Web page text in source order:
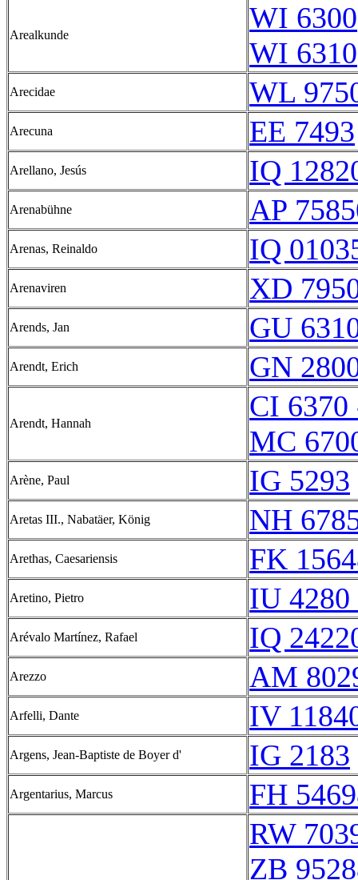
Arealkunde
WI 6300
WI 6310
Arecidae WL
Arecuna EE 7493
Arellano, Jesús IQ
Arenabühne AP
Arenas, Reinaldo IQ
Arenaviren XD
Arends, Jan GU
Arendt, Erich GN
Arendt, Hannah
CI 6370
MC
Arène, Paul IG 5293
Aretas III., Nabatäer, König NH
Arethas, Caesariensis FK
Aretino, Pietro IU
Arévalo Martínez, Rafael IQ
Arezzo AM
Arfelli, Dante IV
Argens, Jean-Baptiste de Boyer d' IG 2183
Argentarius, Marcus
FH
RW
ZB